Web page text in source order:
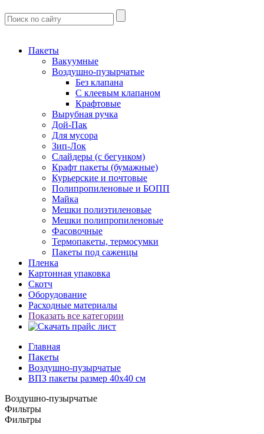
Пакеты
Вакуумные
Воздушно-пузырчатые
Без клапана
С клеевым клапаном
Крафтовые
Вырубная ручка
Дой-Пак
Для мусора
Зип-Лок
Слайдеры (с бегунком)
Крафт пакеты (бумажные)
Курьерские и почтовые
Полипропиленовые и БОПП
Майка
Мешки полиэтиленовые
Мешки полипропиленовые
Фасовочные
Термопакеты, термосумки
Пакеты под саженцы
Пленка
Картонная упаковка
Скотч
Оборудование
Расходные материалы
Показать все категории
Главная
Пакеты
Воздушно-пузырчатые
ВПЗ пакеты размер 40x40 см
Воздушно-пузырчатые
Фильтры
Фильтры